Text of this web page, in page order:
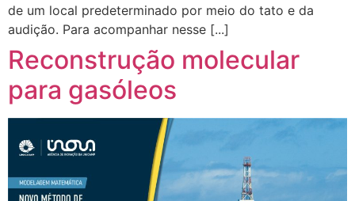
de um local predeterminado por meio do tato e da
audição. Para acompanhar nesse [...]
Reconstrução molecular
para gasóleos